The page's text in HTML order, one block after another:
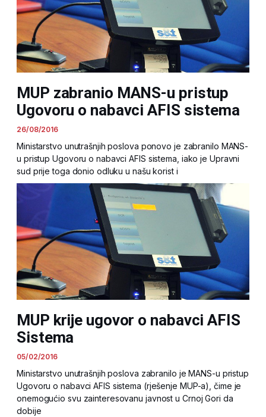
MUP zabranio MANS-u pristup
Ugovoru o nabavci AFIS sistema
26/08/2016
Ministarstvo unutrašnjih poslova ponovo je zabranilo MANS-
u pristup Ugovoru o nabavci AFIS sistema, iako je Upravni
sud prije toga donio odluku u našu korist i
MUP krije ugovor o nabavci AFIS
Sistema
05/02/2016
Ministarstvo unutrašnjih poslova zabranilo je MANS-u pristup
Ugovoru o nabavci AFIS sistema (rješenje MUP-a), čime je
onemogućio svu zainteresovanu javnost u Crnoj Gori da
dobije